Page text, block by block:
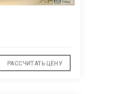
РАССЧИТАТЬ ЦЕНУ